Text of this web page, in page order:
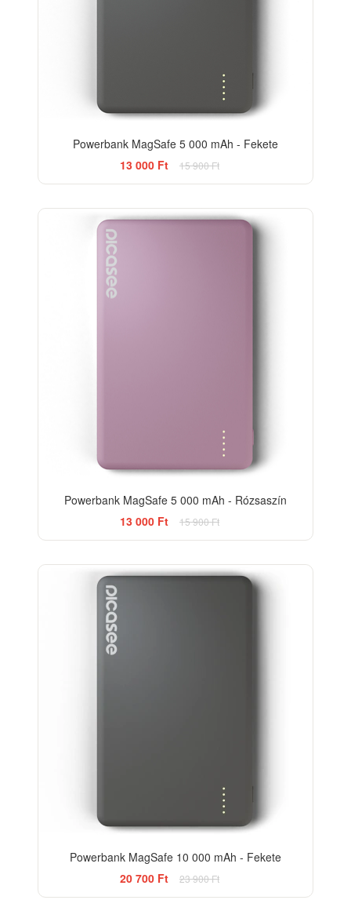
Powerbank MagSafe 5 000 mAh - Fekete
13 000 Ft
15 900 Ft
Powerbank MagSafe 5 000 mAh - Rózsaszín
13 000 Ft
15 900 Ft
Powerbank MagSafe 10 000 mAh - Fekete
20 700 Ft
23 900 Ft